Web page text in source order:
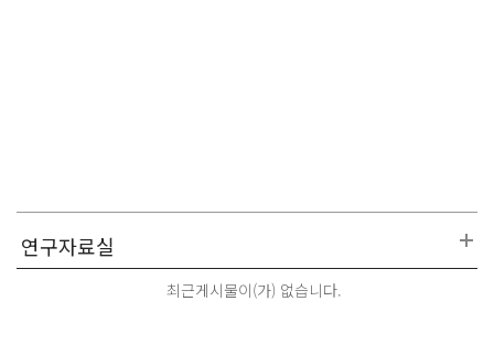
최근게시물이(가) 없습니다.